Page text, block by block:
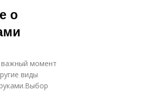
о
важный момент
виды